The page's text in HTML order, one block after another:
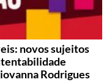
novos sujeitos
Rodrigues